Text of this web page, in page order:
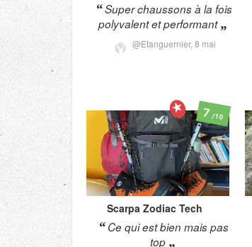
Super chaussons à la fois
polyvalent et performant
@Etanguernier, 8 mai
Scarpa Zodiac Tech
Ce qui est bien mais pas
top
7/10